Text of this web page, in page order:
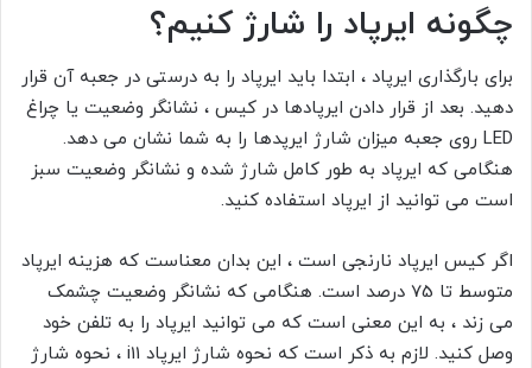
چگونه ایرپاد را شارژ کنیم؟
برای بارگذاری ایرپاد ، ابتدا باید ایرپاد را به درستی در جعبه آن قرار
دهید. بعد از قرار دادن ایرپادها در کیس ، نشانگر وضعیت یا چراغ
LED روی جعبه میزان شارژ ایرپدها را به شما نشان می دهد.
هنگامی که ایرپاد به طور کامل شارژ شده و نشانگر وضعیت سبز
است می توانید از ایرپاد استفاده کنید.
اگر کیس ایرپاد نارنجی است ، این بدان معناست که هزینه ایرپاد
متوسط ​​تا 75 درصد است. هنگامی که نشانگر وضعیت چشمک
می زند ، به این معنی است که می توانید ایرپاد را به تلفن خود
وصل کنید. لازم به ذکر است که نحوه شارژ ایرپاد i11 ، نحوه شارژ